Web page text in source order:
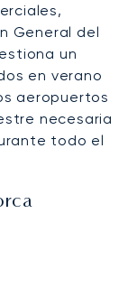
General del
un
en verano
aeropuertos
necesaria
todo el